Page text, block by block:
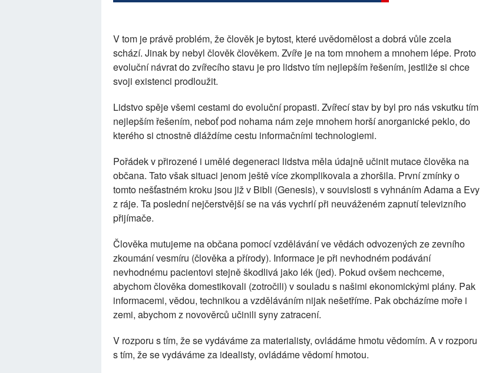
V tom je právě problém, že člověk je bytost, které uvědomělost a dobrá vůle zcela
schází. Jinak by nebyl člověk člověkem. Zvíře je na tom mnohem a mnohem lépe. Proto
evoluční návrat do zvířecího stavu je pro lidstvo tím nejlepším řešením, jestliže si chce
svoji existenci prodloužit.
Lidstvo spěje všemi cestami do evoluční propasti. Zvířecí stav by byl pro nás vskutku tím
nejlepším řešením, neboť pod nohama nám zeje mnohem horší anorganické peklo, do
kterého si ctnostně dláždíme cestu informačními technologiemi.
Pořádek v přirozené i umělé degeneraci lidstva měla údajně učinit mutace člověka na
občana. Tato však situaci jenom ještě více zkomplikovala a zhoršila. První zmínky o
tomto nešťastném kroku jsou již v Bibli (Genesis), v souvislosti s vyhnáním Adama a Evy
z ráje. Ta poslední nejčerstvější se na vás vychrlí při neuváženém zapnutí televizního
přijímače.
Člověka mutujeme na občana pomocí vzdělávání ve vědách odvozených ze zevního
zkoumání vesmíru (člověka a přírody). Informace je při nevhodném podávání
nevhodnému pacientovi stejně škodlivá jako lék (jed). Pokud ovšem nechceme,
abychom člověka domestikovali (zotročili) v souladu s našimi ekonomickými plány. Pak
informacemi, vědou, technikou a vzděláváním nijak nešetříme. Pak obcházíme moře i
zemi, abychom z novověrců učinili syny zatracení.
V rozporu s tím, že se vydáváme za materialisty, ovládáme hmotu vědomím. A v rozporu
s tím, že se vydáváme za idealisty, ovládáme vědomí hmotou.